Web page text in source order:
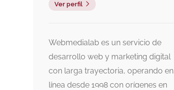
Ver perfil
Webmedialab es un servicio de
desarrollo web y marketing digital
con larga trayectoria, operando en
línea desde 1998 con orígenes en